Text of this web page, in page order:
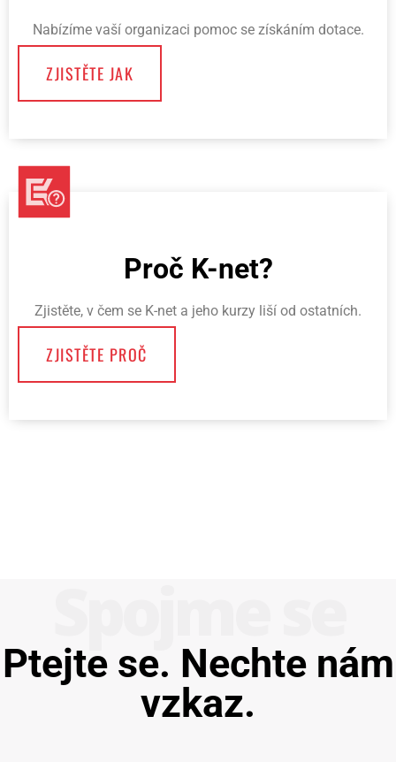
Nabízíme vaší organizaci pomoc se získáním dotace.
ZJISTĚTE JAK
Proč K-net?
Zjistěte, v čem se K-net a jeho kurzy liší od ostatních.
ZJISTĚTE PROČ
Ptejte se. Nechte nám
vzkaz.